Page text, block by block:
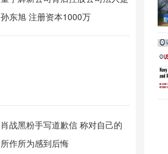
孙东旭 注册资本1000万
肖战黑粉手写道歉信 称对自己的
所作所为感到后悔